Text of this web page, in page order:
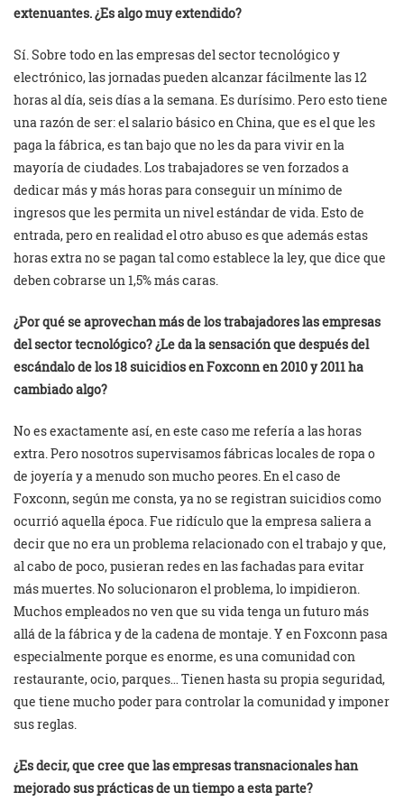
extenuantes. ¿Es algo muy extendido?
Sí. Sobre todo en las empresas del sector tecnológico y
electrónico, las jornadas pueden alcanzar fácilmente las 12
horas al día, seis días a la semana. Es durísimo. Pero esto tiene
una razón de ser: el salario básico en China, que es el que les
paga la fábrica, es tan bajo que no les da para vivir en la
mayoría de ciudades. Los trabajadores se ven forzados a
dedicar más y más horas para conseguir un mínimo de
ingresos que les permita un nivel estándar de vida. Esto de
entrada, pero en realidad el otro abuso es que además estas
horas extra no se pagan tal como establece la ley, que dice que
deben cobrarse un 1,5% más caras.
¿Por qué se aprovechan más de los trabajadores las empresas
del sector tecnológico? ¿Le da la sensación que después del
escándalo de los 18 suicidios en Foxconn en 2010 y 2011 ha
cambiado algo?
No es exactamente así, en este caso me refería a las horas
extra. Pero nosotros supervisamos fábricas locales de ropa o
de joyería y a menudo son mucho peores. En el caso de
Foxconn, según me consta, ya no se registran suicidios como
ocurrió aquella época. Fue ridículo que la empresa saliera a
decir que no era un problema relacionado con el trabajo y que,
al cabo de poco, pusieran redes en las fachadas para evitar
más muertes. No solucionaron el problema, lo impidieron.
Muchos empleados no ven que su vida tenga un futuro más
allá de la fábrica y de la cadena de montaje. Y en Foxconn pasa
especialmente porque es enorme, es una comunidad con
restaurante, ocio, parques… Tienen hasta su propia seguridad,
que tiene mucho poder para controlar la comunidad y imponer
sus reglas.
¿Es decir, que cree que las empresas transnacionales han
mejorado sus prácticas de un tiempo a esta parte?